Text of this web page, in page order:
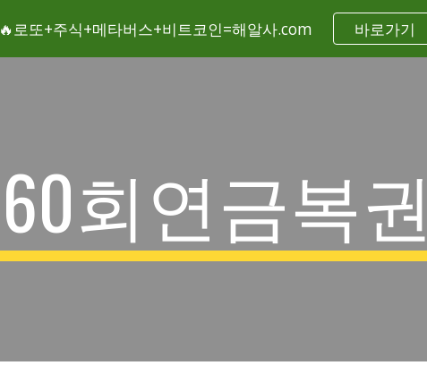
Skip to main content Skip to navigation
🔥로또+주식+메타버스+비트코인=해알사.com 바로가기
60회연금복권